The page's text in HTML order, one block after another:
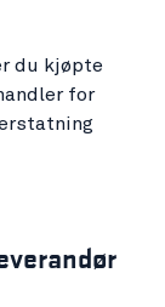
du kjøpte
for